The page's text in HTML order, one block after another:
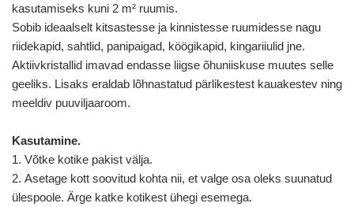
kasutamiseks kuni 2 m² ruumis.
Sobib ideaalselt kitsastesse ja kinnistesse ruumidesse nagu
riidekapid, sahtlid, panipaigad, köögikapid, kingariiulid jne.
Aktiivkristallid imavad endasse liigse õhuniiskuse muutes selle
geeliks. Lisaks eraldab lõhnastatud pärlikestest kauakestev ning
meeldiv puuviljaaroom.
Kasutamine.
1. Võtke kotike pakist välja.
2. Asetage kott soovitud kohta nii, et valge osa oleks suunatud
ülespoole. Ärge katke kotikest ühegi esemega.